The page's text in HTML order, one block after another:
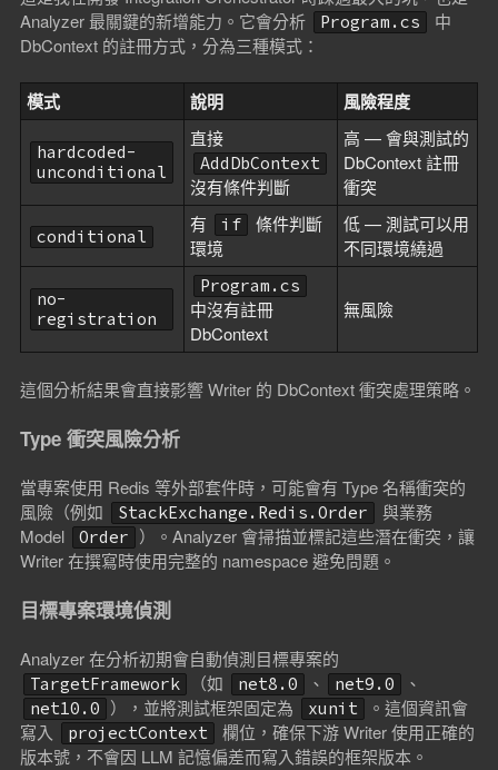
Analyzer 最關鍵的新增能力。它會分析
Program.cs
中
DbContext 的註冊方式，分為三種模式：
模式 說明 風險程度
hardcoded-
unconditional
直接
AddDbContext
沒有條件判斷
高 — 會與測試的
DbContext 註冊
衝突
conditional
有 if
條件判斷
環境
低 — 測試可以用
不同環境繞過
no-
registration
Program.cs
中沒有註冊
DbContext
無風險
這個分析結果會直接影響 Writer 的 DbContext 衝突處理策略。
Type 衝突風險分析
當專案使用 Redis 等外部套件時，可能會有 Type 名稱衝突的
風險（例如
StackExchange.Redis.Order
與業務
Model
Order ）。Analyzer 會掃描並標記這些潛在衝突，讓
Writer 在撰寫時使用完整的 namespace 避免問題。
目標專案環境偵測
Analyzer 在分析初期會自動偵測目標專案的
TargetFramework （如 net8.0 、 net9.0 、
net10.0 ），並將測試框架固定為 xunit
。這個資訊會
寫入
projectContext
欄位，確保下游 Writer 使用正確的
版本號，不會因 LLM 記憶偏差而寫入錯誤的框架版本。